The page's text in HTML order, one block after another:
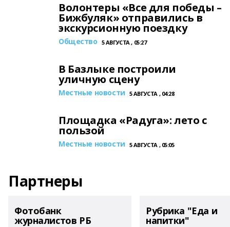
Волонтеры «Все для победы –
Бижбуляк» отправились в
экскурсионную поездку
Общество 5 АВГУСТА , 05:27
В Базлыке построили
уличную сцену
Местные новости 5 АВГУСТА , 04:28
Площадка «Радуга»: лето с
пользой
Местные новости 5 АВГУСТА , 05:05
Партнеры
Фотобанк
журналистов РБ
Рубрика "Еда и
напитки"